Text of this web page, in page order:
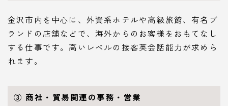
金沢市内を中心に、外資系ホテルや高級旅館、有名ブ
ランドの店舗などで、海外からのお客様をおもてなし
する仕事です。高いレベルの接客英会話能力が求めら
れます。
③ 商社・貿易関連の事務・営業